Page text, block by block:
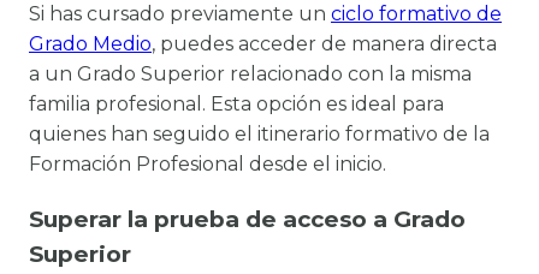
Si has cursado previamente un ciclo formativo de
Grado Medio, puedes acceder de manera directa
a un Grado Superior relacionado con la misma
familia profesional. Esta opción es ideal para
quienes han seguido el itinerario formativo de la
Formación Profesional desde el inicio.
Superar la prueba de acceso a Grado
Superior